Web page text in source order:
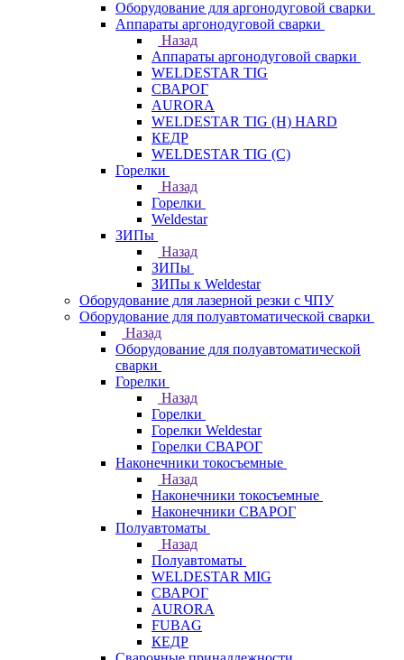
Оборудование для аргонодуговой сварки
Аппараты аргонодуговой сварки
Назад
Аппараты аргонодуговой сварки
WELDESTAR TIG
СВАРОГ
AURORA
WELDESTAR TIG (H) HARD
КЕДР
WELDESTAR TIG (С)
Горелки
Назад
Горелки
Weldestar
ЗИПы
Назад
ЗИПы
ЗИПы к Weldestar
Оборудование для лазерной резки с ЧПУ
Оборудование для полуавтоматической сварки
Назад
Оборудование для полуавтоматической
сварки
Горелки
Назад
Горелки
Горелки Weldestar
Горелки СВАРОГ
Наконечники токосъемные
Назад
Наконечники токосъемные
Наконечники СВАРОГ
Полуавтоматы
Назад
Полуавтоматы
WELDESTAR MIG
СВАРОГ
AURORA
FUBAG
КЕДР